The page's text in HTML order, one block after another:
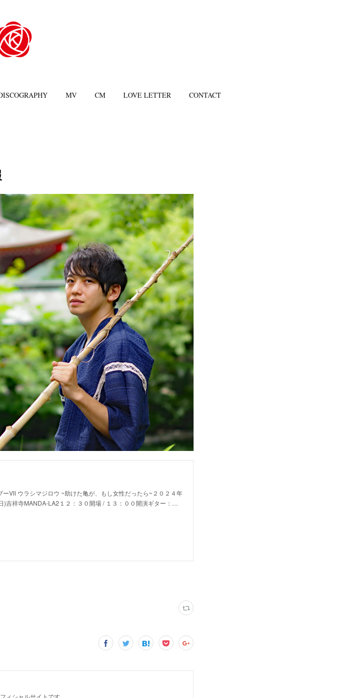
MV CM LOVE LETTER CONTACT
ーⅦ ウラシマジロウ ~助けた亀が、もし女性だったら~２０２４年
)吉祥寺MANDA-LA2１２：３０開場 / １３：００開演ギター：…
ィシャルサイトです。